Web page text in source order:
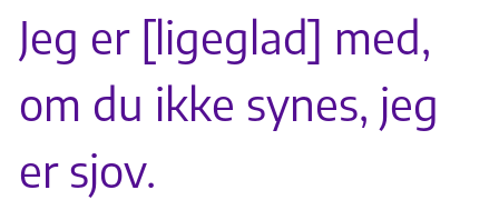
Jeg er [ligeglad] med,
om du ikke synes, jeg
er sjov.